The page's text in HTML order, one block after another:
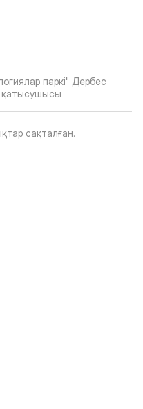
паркі" Дербес
қатысушысы
сақталған.